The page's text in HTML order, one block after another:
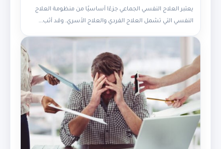
يعتبر العلاج النفسي الجماعي جزءًا أساسيًا من منظومة العلاج
النفسي التي تشمل العلاج الفردي والعلاج الأسري. وقد أثب...